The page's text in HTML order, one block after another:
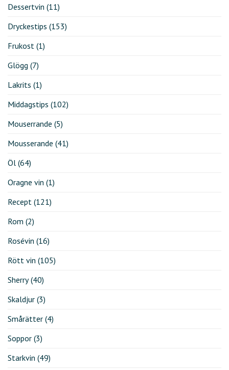
Dessertvin (11)
Dryckestips (153)
Frukost (1)
Glögg (7)
Lakrits (1)
Middagstips (102)
Mouserrande (5)
Mousserande (41)
Öl (64)
Oragne vin (1)
Recept (121)
Rom (2)
Rosévin (16)
Rött vin (105)
Sherry(40)
Skaldjur (3)
Smårätter (4)
Soppor (3)
Starkvin (49)